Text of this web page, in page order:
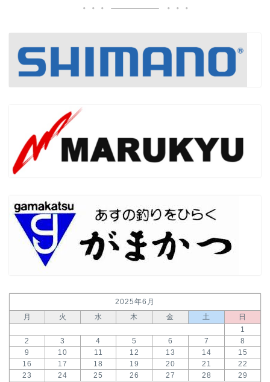
2025年6月
月
火 水 木 金 土
日
1
2
3 4 5 6 7
8
9
10 11 12 13 14
15
16
17 18 19 20 21
22
23
24 25 26 27 28
29